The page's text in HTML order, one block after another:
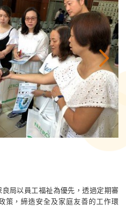
局以員工福祉為優先，透過定期審
策，締造安全及家庭友善的工作環